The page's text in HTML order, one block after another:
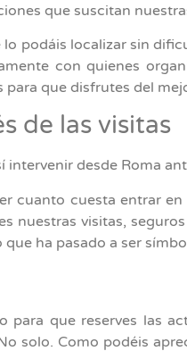
que suscitan
podáis localizar sin
con quienes
que disfrutes del
de las visitas
intervenir desde Roma
cuanto cuesta entrar
nuestras visitas,
ha pasado a ser
para que reserves las
solo. Como podéis